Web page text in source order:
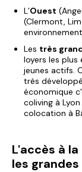
L’Ouest
(Clermont,
environnement
Les très
loyers les
jeunes actifs.
très
économique
coliving à Lyon
colocation à
L'accès à
les